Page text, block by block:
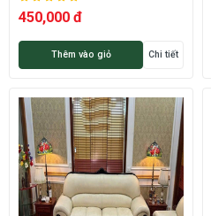
450,000 đ
Thêm vào giỏ Chi tiết